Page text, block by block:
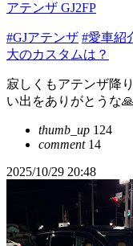
アテンザ GJ2FP
#GJアテンザ #愛車紹
大のカスタムは？
寂しくもアテンザ降
い出をありがとうな🙏
thumb_up 124
comment14
2025/10/29 20:48